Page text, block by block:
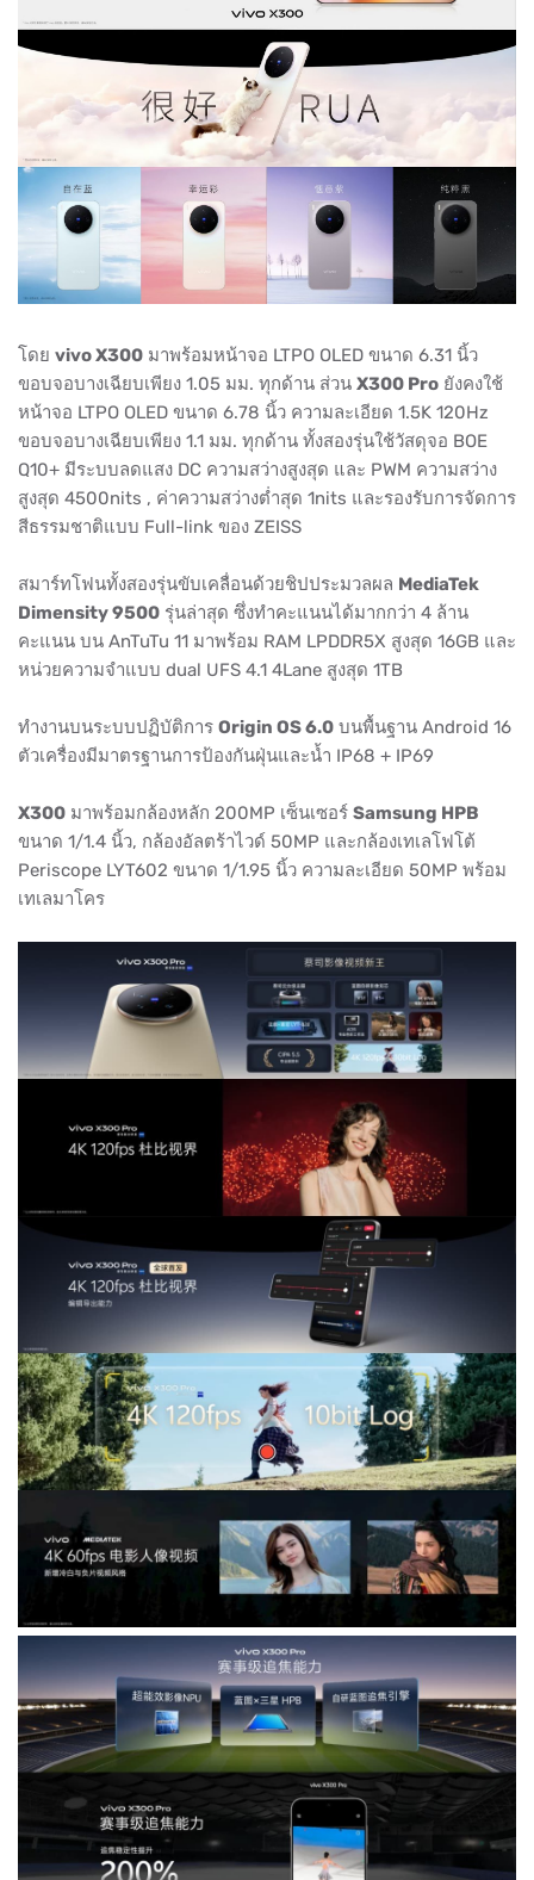
โดย vivo X300 มาพร้อมหน้าจอ LTPO OLED ขนาด 6.31 นิ้ว
ขอบจอบางเฉียบเพียง 1.05 มม. ทุกด้าน ส่วน X300 Pro ยังคงใช้
หน้าจอ LTPO OLED ขนาด 6.78 นิ้ว ความละเอียด 1.5K 120Hz
ขอบจอบางเฉียบเพียง 1.1 มม. ทุกด้าน ทั้งสองรุ่นใช้วัสดุจอ BOE
Q10+ มีระบบลดแสง DC ความสว่างสูงสุด และ PWM ความสว่าง
สูงสุด 4500nits , ค่าความสว่างต่ำสุด 1nits และรองรับการจัดการ
สีธรรมชาติแบบ Full-link ของ ZEISS
สมาร์ทโฟนทั้งสองรุ่นขับเคลื่อนด้วยชิปประมวลผล MediaTek
Dimensity 9500 รุ่นล่าสุด ซึ่งทำคะแนนได้มากกว่า 4 ล้าน
คะแนน บน AnTuTu 11 มาพร้อม RAM LPDDR5X สูงสุด 16GB และ
หน่วยความจำแบบ dual UFS 4.1 4Lane สูงสุด 1TB
ทำงานบนระบบปฏิบัติการ Origin OS 6.0 บนพื้นฐาน Android 16
ตัวเครื่องมีมาตรฐานการป้องกันฝุ่นและน้ำ IP68 + IP69
X300 มาพร้อมกล้องหลัก 200MP เซ็นเซอร์ Samsung HPB
ขนาด 1/1.4 นิ้ว, กล้องอัลตร้าไวด์ 50MP และกล้องเทเลโฟโต้
Periscope LYT602 ขนาด 1/1.95 นิ้ว ความละเอียด 50MP พร้อม
เทเลมาโคร